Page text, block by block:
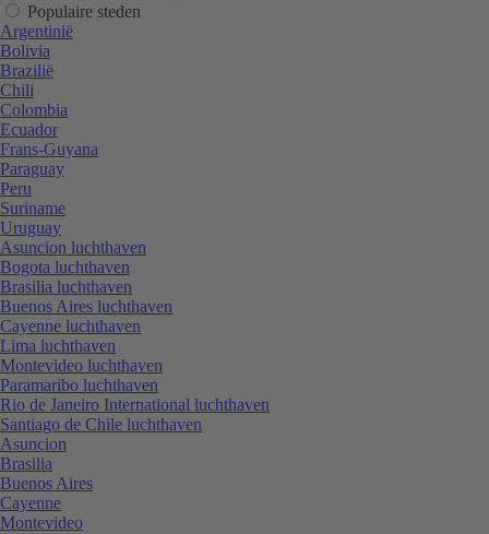
Populaire steden
Argentinië
Bolivia
Brazilië
Chili
Colombia
Ecuador
Frans-Guyana
Paraguay
Peru
Suriname
Uruguay
Asuncion luchthaven
Bogota luchthaven
Brasilia luchthaven
Buenos Aires luchthaven
Cayenne luchthaven
Lima luchthaven
Montevideo luchthaven
Paramaribo luchthaven
Rio de Janeiro International luchthaven
Santiago de Chile luchthaven
Asuncion
Brasilia
Buenos Aires
Cayenne
Montevideo